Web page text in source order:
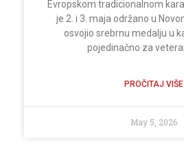
Evropskom tradicionalnom
je 2. i 3. maja održano u
osvojio srebrnu medalju u
pojedinačno za
PROČITAJ VIŠE
May 5, 2026